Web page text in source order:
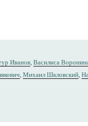
Иванов, Василиса
, Михаил Шкловский,